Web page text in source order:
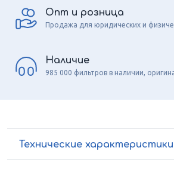
Опт и розница
Продажа для юридических и
Наличие
985 000 фильтров в наличии,
Технические характеристики